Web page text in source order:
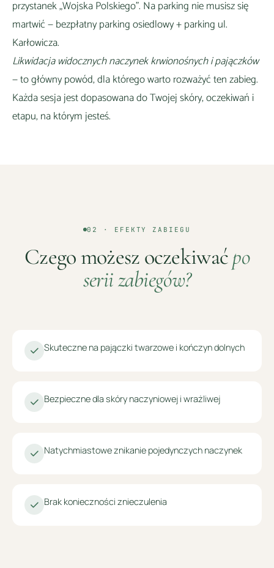
przystanek „Wojska Polskiego". Na parking nie musisz się
martwić —bezpłatny parking osiedlowy + parking ul.
Karłowicza.
Likwidacja widocznych naczynek krwionośnych i pajączków
— to główny powód, dla którego warto rozważyć ten zabieg.
Każda sesja jest dopasowana do Twojej skóry, oczekiwań i
etapu, na którym jesteś.
02 · EFEKTY ZABIEGU
Czego możesz oczekiwaćpo
serii zabiegów?
Skuteczne na pajączki twarzowe i kończyn dolnych
Bezpieczne dla skóry naczyniowej i wrażliwej
Natychmiastowe znikanie pojedynczych naczynek
Brak konieczności znieczulenia